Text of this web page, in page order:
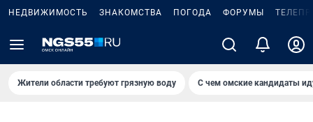
НЕДВИЖИМОСТЬ ЗНАКОМСТВА ПОГОДА ФОРУМЫ
Жители области требуют грязную воду С чем омские кандидаты